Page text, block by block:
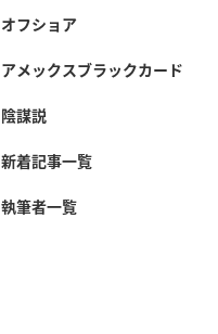
オフショア
アメックスブラックカード
陰謀説
新着記事一覧
執筆者一覧